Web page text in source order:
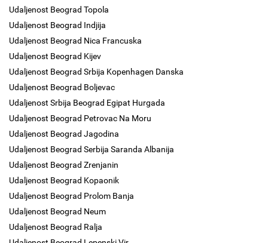
Udaljenost Beograd Topola
Udaljenost Beograd Indjija
Udaljenost Beograd Nica Francuska
Udaljenost Beograd Kijev
Udaljenost Beograd Srbija Kopenhagen Danska
Udaljenost Beograd Boljevac
Udaljenost Srbija Beograd Egipat Hurgada
Udaljenost Beograd Petrovac Na Moru
Udaljenost Beograd Jagodina
Udaljenost Beograd Serbija Saranda Albanija
Udaljenost Beograd Zrenjanin
Udaljenost Beograd Kopaonik
Udaljenost Beograd Prolom Banja
Udaljenost Beograd Neum
Udaljenost Beograd Ralja